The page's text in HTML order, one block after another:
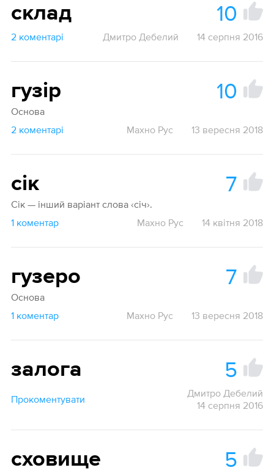
склад 10
2 коментарі Дмитро Дебелий 14 серпня 2016
гузір 10
Основа
2 коментарі
Махно Рус 13 вересня 2018
сік 7
Сік — інший варіант слова ‹січ›.
1 коментар
Махно Рус 14 квітня 2018
гузеро 7
Основа
1 коментар
Махно Рус 13 вересня 2018
залога 5
Прокоментувати
Дмитро Дебелий
14 серпня 2016
сховище 5